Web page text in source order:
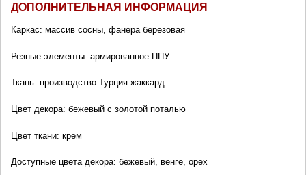
ДОПОЛНИТЕЛЬНАЯ ИНФОРМАЦИЯ
Каркас: массив сосны, фанера березовая
Резные элементы: армированное ППУ
Ткань: производство Турция жаккард
Цвет декора: бежевый с золотой поталью
Цвет ткани: крем
Доступные цвета декора: бежевый, венге, орех